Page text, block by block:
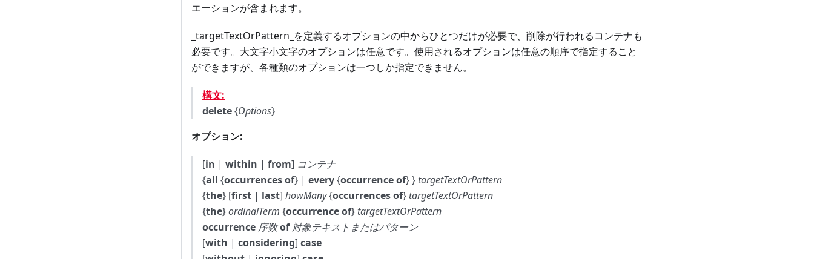
エーションが含まれます。
_targetTextOrPattern_を定義するオプションの中からひとつだけが必要で、削除が行われるコンテナも
必要です。大文字小文字のオプションは任意です。使用されるオプションは任意の順序で指定すること
ができますが、各種類のオプションは一つしか指定できません。
構文:
delete{Options}
オプション:
[in | within | from] コンテナ
{all {occurrences of} | every{occurrence of} } targetTextOrPattern
{the} [first | last] howMany{occurrences of} targetTextOrPattern
{the}ordinalTerm {occurrence of} targetTextOrPattern
occurrence 序数of 対象テキストまたはパターン
[with | considering] case